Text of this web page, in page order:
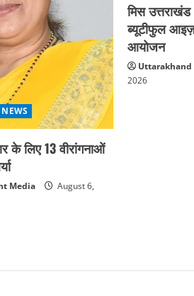
के लिए 13 वीरांगनाओं
Media
August 6,
मिस
ब्यूटीफुल
आयोजन
2026